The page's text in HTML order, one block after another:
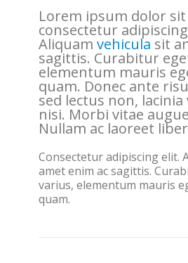
Lorem ipsum dolor
consectetur
Aliquam vehicula sit
sagittis. Curabitur
elementum mauris
quam. Donec ante
sed lectus non,
nisi. Morbi vitae
Nullam ac laoreet
Consectetur adipiscing elit.
amet enim ac sagittis.
varius, elementum mauris
quam.